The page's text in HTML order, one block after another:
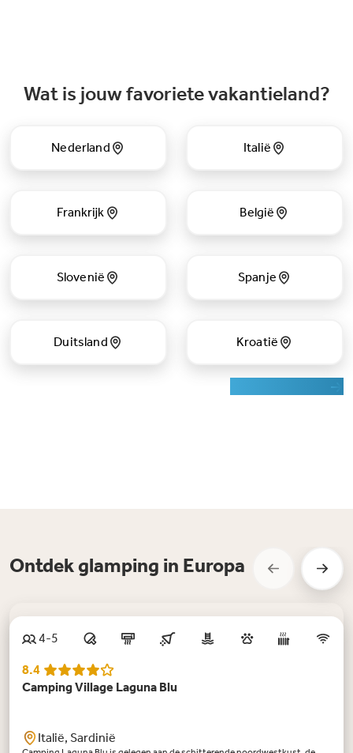
Wat is jouw favoriete vakantieland?
Nederland Italië
Frankrijk België
Slovenië Spanje
Duitsland Kroatië
Ontdek glamping in Europa
4-5
8.4
Camping Village Laguna Blu
Italië, Sardinië